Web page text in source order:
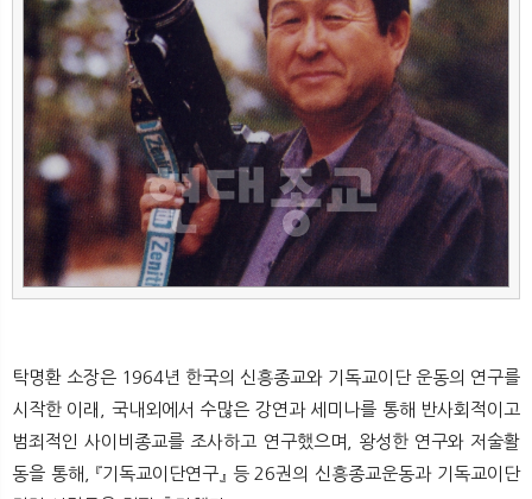
탁명환 소장은 1964년 한국의 신흥종교와 기독교이단 운동의 연구를
시작한 이래, 국내외에서 수많은 강연과 세미나를 통해 반사회적이고
범죄적인 사이비종교를 조사하고 연구했으며, 왕성한 연구와 저술활
동을 통해, 『기독교이단연구』 등 26권의 신흥종교운동과 기독교이단